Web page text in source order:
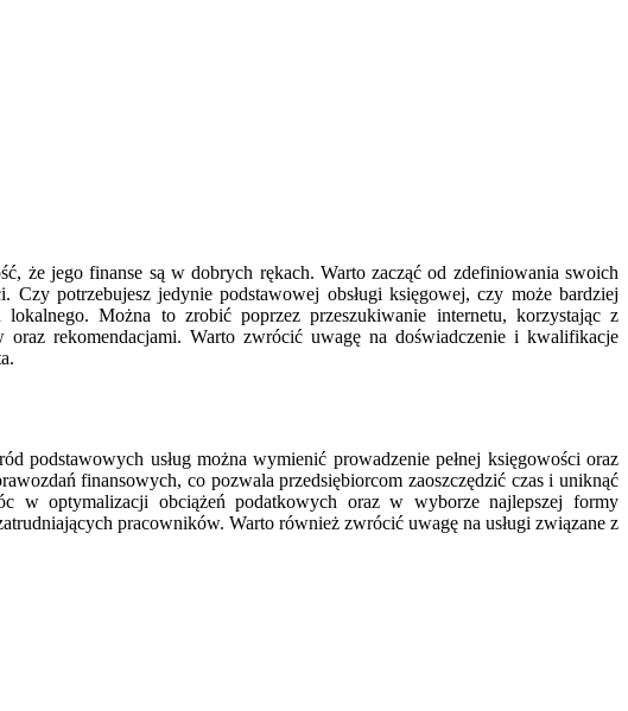
że jego finanse są w dobrych rękach. Warto zacząć od zdefiniowania swoich
Czy potrzebujesz jedynie podstawowej obsługi księgowej, czy może bardziej
Można to zrobić poprzez przeszukiwanie internetu, korzystając z
rekomendacjami. Warto zwrócić uwagę na doświadczenie i kwalifikacje
podstawowych usług można wymienić prowadzenie pełnej księgowości oraz
finansowych, co pozwala przedsiębiorcom zaoszczędzić czas i uniknąć
w optymalizacji obciążeń podatkowych oraz w wyborze najlepszej formy
pracowników. Warto również zwrócić uwagę na usługi związane z